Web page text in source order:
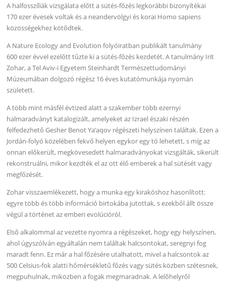
A halfosszíliák vizsgálata előtt a sütés-főzés legkorábbi bizonyítékai
170 ezer évesek voltak és a neandervölgyi és korai Homo sapiens
közösségekhez kötődtek.
A Nature Ecology and Evolution folyóiratban publikált tanulmány
600 ezer évvel ezelőtt tűzte ki a sütés-főzés kezdetét. A tanulmány Irit
Zohar, a Tel Aviv-i Egyetem Steinhardt Természettudományi
Múzeumában dolgozó régész 16 éves kutatómunkája nyomán
született.
A több mint másfél évtized alatt a szakember több ezernyi
halmaradványt katalogizált, amelyeket az Izrael északi részén
felfedezhető Gesher Benot Ya’aqov régészeti helyszínen találtak. Ezen a
Jordán-folyó közelében fekvő helyen egykor egy tó lehetett, s míg az
onnan előkerült, megkövesedett halmaradványokat vizsgálták, sikerült
rekonstruálni, mikor kezdték el az ott élő emberek a hal sütését vagy
megfőzését.
Zohar visszaemlékezett, hogy a munka egy kirakóshoz hasonlított:
egyre több és több információ birtokába jutottak, s ezekből állt össze
végül a történet az emberi evolúcióról.
Első alkalommal az vezette nyomra a régészeket, hogy egy helyszínen,
ahol úgyszólván egyáltalán nem találtak halcsontokat, seregnyi fog
maradt fenn. Ez már a hal főzésére utalhatott, mivel a halcsontok az
500 Celsius-fok alatti hőmérsékletű főzés vagy sütés közben szétesnek,
megpuhulnak, miközben a fogak megmaradnak. A lelőhelyről